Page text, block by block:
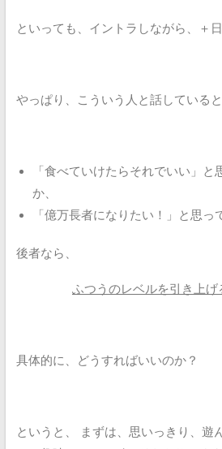
といっても、イントラしながら、＋
やっぱり、こういう人と話している
「食べていけたらそれでいい」
か、
「億万長者になりたい！」と思っ
後者なら、
ふつうのレベルを引き上げ
具体的に、どうすればいいのか？
というと、 まずは、思いっきり、遊